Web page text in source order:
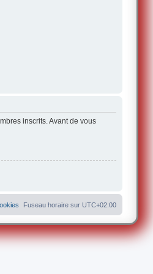
inscrits. Avant de vous
Fuseau horaire sur UTC+02:00